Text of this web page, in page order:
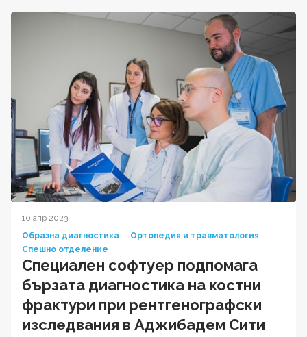
10 апр 2023
Образна диагностика
Ортопедия и травматология
Спешно отделение
Специален софтуер подпомага
бързата диагностика на костни
фрактури при рентгенографски
изследвания в Аджибадем Сити